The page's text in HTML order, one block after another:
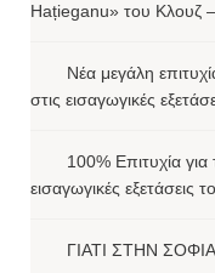
Hațieganu» του Κλουζ
Νέα μεγάλη
στις εισαγωγικές
100% Επιτυχία
εισαγωγικές εξετάσεις
ΓΙΑΤΙ ΣΤΗΝ ΣΟΦΙΑ